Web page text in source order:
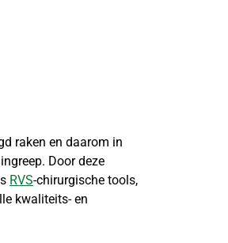
raken en daarom in
Door deze
RVS-chirurgische tools,
kwaliteits- en